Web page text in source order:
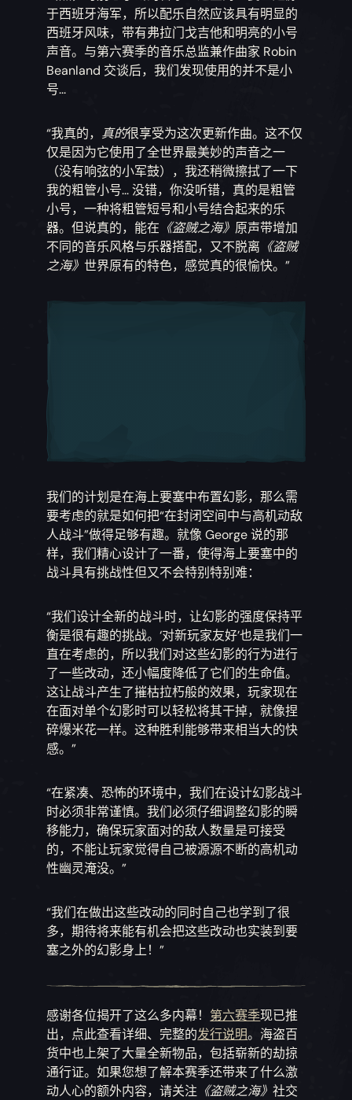
于西班牙海军，所以配乐自然应该具有明显的
西班牙风味，带有弗拉门戈吉他和明亮的小号
声音。与第六赛季的音乐总监兼作曲家 Robin
Beanland 交谈后，我们发现使用的并不是小
号...
“我真的， 真的很享受为这次更新作曲。这不仅
仅是因为它使用了全世界最美妙的声音之一
（没有响弦的小军鼓），我还稍微擦拭了一下
我的粗管小号... 没错，你没听错，真的是粗管
小号，一种将粗管短号和小号结合起来的乐
器。但说真的，能在 《盗贼之海》 原声带增加
不同的音乐风格与乐器搭配，又不脱离 《盗贼
之海》世界原有的特色，感觉真的很愉快。”
我们的计划是在海上要塞中布置幻影，那么需
要考虑的就是如何把“在封闭空间中与高机动敌
人战斗”做得足够有趣。就像 George 说的那
样，我们精心设计了一番，使得海上要塞中的
战斗具有挑战性但又不会特别特别难：
“我们设计全新的战斗时，让幻影的强度保持平
衡是很有趣的挑战。‘对新玩家友好’也是我们一
直在考虑的，所以我们对这些幻影的行为进行
了一些改动，还小幅度降低了它们的生命值。
这让战斗产生了摧枯拉朽般的效果，玩家现在
在面对单个幻影时可以轻松将其干掉，就像捏
碎爆米花一样。这种胜利能够带来相当大的快
感。”
“在紧凑、恐怖的环境中，我们在设计幻影战斗
时必须非常谨慎。我们必须仔细调整幻影的瞬
移能力，确保玩家面对的敌人数量是可接受
的，不能让玩家觉得自己被源源不断的高机动
性幽灵淹没。”
“我们在做出这些改动的同时自己也学到了很
多，期待将来能有机会把这些改动也实装到要
塞之外的幻影身上！”
感谢各位揭开了这么多内幕！ 第六赛季现已推
出，点此查看详细、完整的发行说明。海盗百
货中也上架了大量全新物品，包括崭新的劫掠
通行证。如果您想了解本赛季还带来了什么激
动人心的额外内容，请关注 《盗贼之海》社交